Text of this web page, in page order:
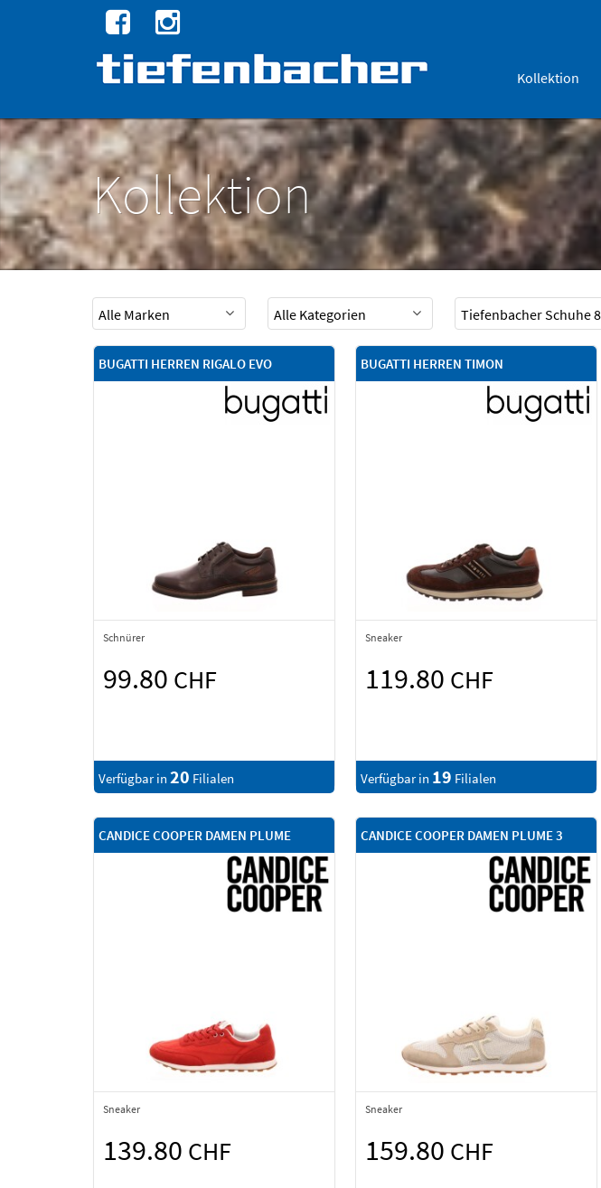
Kollektion
Kollektion
BUGATTI HERREN RIGALO EVO
Schnürer
99.80 CHF
Verfügbar in 20 Filialen
BUGATTI HERREN TIMON
Sneaker
119.80 CHF
Verfügbar in 19 Filialen
CANDICE COOPER DAMEN PLUME
Sneaker
139.80 CHF
CANDICE COOPER DAMEN PLUME 3
Sneaker
159.80 CHF